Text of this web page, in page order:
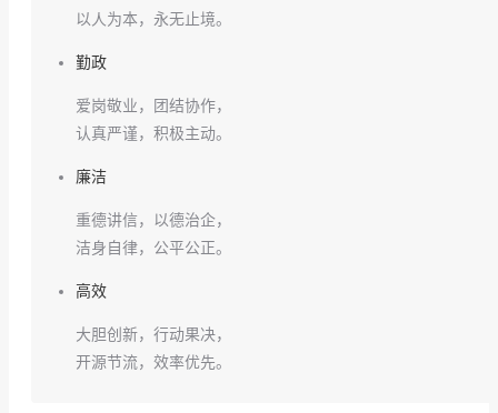
以人为本，永无止境。
勤政
爱岗敬业，团结协作，
认真严谨，积极主动。
廉洁
重德讲信，以德治企，
洁身自律，公平公正。
高效
大胆创新，行动果决，
开源节流，效率优先。